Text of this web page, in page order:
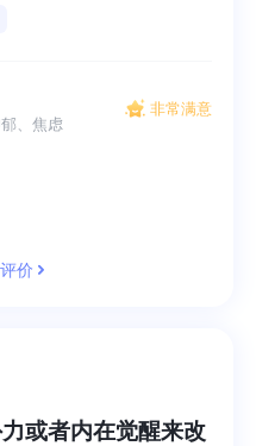
、焦虑
非常满意
价
或者内在觉醒来改